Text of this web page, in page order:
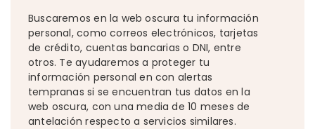
Buscaremos en la web oscura tu información
personal, como correos electrónicos, tarjetas
de crédito, cuentas bancarias o DNI, entre
otros. Te ayudaremos a proteger tu
información personal en con alertas
tempranas si se encuentran tus datos en la
web oscura, con una media de 10 meses de
antelación respecto a servicios similares.